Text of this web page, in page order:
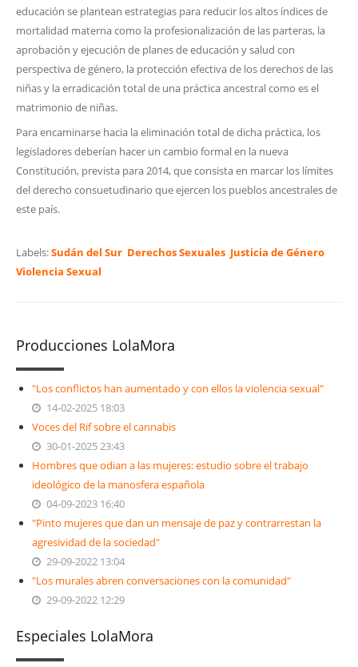
educación se plantean estrategias para reducir los altos índices de
mortalidad materna como la profesionalización de las parteras, la
aprobación y ejecución de planes de educación y salud con
perspectiva de género, la protección efectiva de los derechos de las
niñas y la erradicación total de una práctica ancestral como es el
matrimonio de niñas.
Para encaminarse hacia la eliminación total de dicha práctica, los
legisladores deberían hacer un cambio formal en la nueva
Constitución, prevista para 2014, que consista en marcar los límites
del derecho consuetudinario que ejercen los pueblos ancestrales de
este país.
Labels:Sudán del Sur Derechos Sexuales Justicia de Género
Violencia Sexual
Producciones LolaMora
"Los conflictos han aumentado y con ellos la violencia sexual"
14-02-2025 18:03
Voces del Rif sobre el cannabis
30-01-2025 23:43
Hombres que odian a las mujeres: estudio sobre el trabajo
ideológico de la manosfera española
04-09-2023 16:40
"Pinto mujeres que dan un mensaje de paz y contrarrestan la
agresividad de la sociedad"
29-09-2022 13:04
"Los murales abren conversaciones con la comunidad"
29-09-2022 12:29
Especiales LolaMora